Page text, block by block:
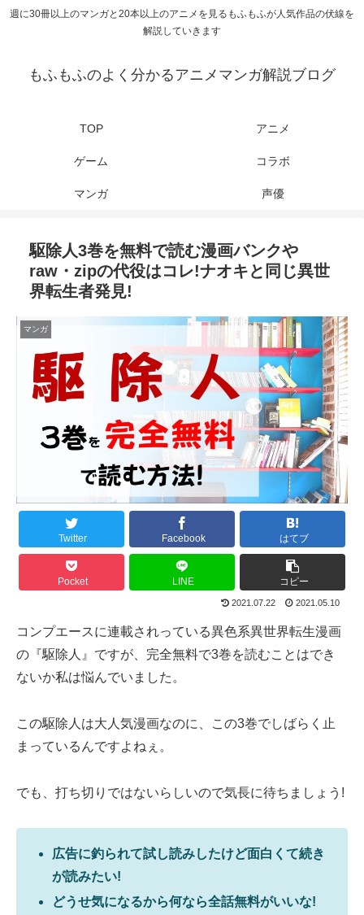
週に30冊以上のマンガと20本以上のアニメを見るもふもふが人気作品の伏線を
解説していきます
もふもふのよく分かるアニメマンガ解説ブログ
TOP アニメ
ゲーム コラボ
マンガ 声優
駆除人3巻を無料で読む漫画バンクや
raw・zipの代役はコレ!ナオキと同じ異世
界転生者発見!
マンガ
Twitter Facebook はてブ
Pocket LINE コピー
2021.07.22 2021.05.10
コンプエースに連載されっている異色系異世界転生漫画
の『駆除人』ですが、完全無料で3巻を読むことはでき
ないか私は悩んでいました。
この駆除人は大人気漫画なのに、この3巻でしばらく止
まっているんですよねぇ。
でも、打ち切りではないらしいので気長に待ちましょう!
広告に釣られて試し読みしたけど面白くて続き
が読みたい!
どうせ気になるから何なら全話無料がいいな!